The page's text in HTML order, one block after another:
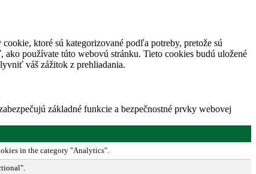
ktoré sú kategorizované podľa potreby, pretože sú
používate túto webovú stránku. Tieto cookies budú uložené
váš zážitok z prehliadania.
základné funkcie a bezpečnostné prvky webovej
in the category "Analytics".